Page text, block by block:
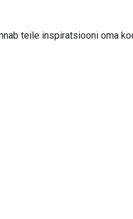
teile inspiratsiooni oma